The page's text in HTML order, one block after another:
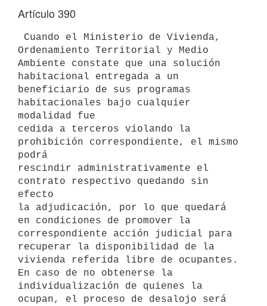
Artículo 390
Ordenamiento Territorial y Medio
Ambiente constate que una solución
habitacional entregada a un
beneficiario de sus programas
habitacionales bajo cualquier
modalidad fue
cedida a terceros violando la
prohibición correspondiente, el mismo
podrá
rescindir administrativamente el
contrato respectivo quedando sin
efecto
la adjudicación, por lo que quedará
en condiciones de promover la
correspondiente acción judicial para
recuperar la disponibilidad de la
vivienda referida libre de ocupantes.
En caso de no obtenerse la
individualización de quienes la
ocupan, el proceso de desalojo será